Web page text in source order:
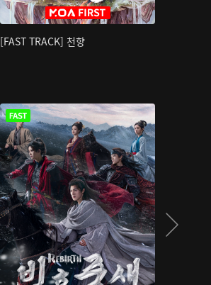
[FAST TRACK] 천향